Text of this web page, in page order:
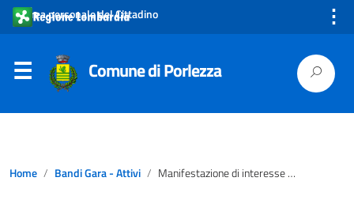
Area personale del Cittadino ⋮
Comune di Porlezza
Home Bandi Gara - Attivi Manifestazione di interesse a partecipare alla procedura negoziata ai sensi dell’art. 187 c.1 D.Lgs. 36/2023 per l’individuazione di un operatore economico cui affidare il concessione il servizio di accertamento e riscossione ordinaria e coattiva del canone unico patrimoniale con esclusione della OSAP.